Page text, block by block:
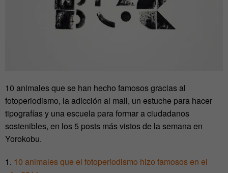
10 animales que se han hecho famosos gracias al
fotoperiodismo, la adicción al mail, un estuche para hacer
tipografías y una escuela para formar a ciudadanos
sostenibles, en los 5 posts más vistos de la semana en
Yorokobu.
1. 10 animales que el fotoperiodismo hizo famosos en el